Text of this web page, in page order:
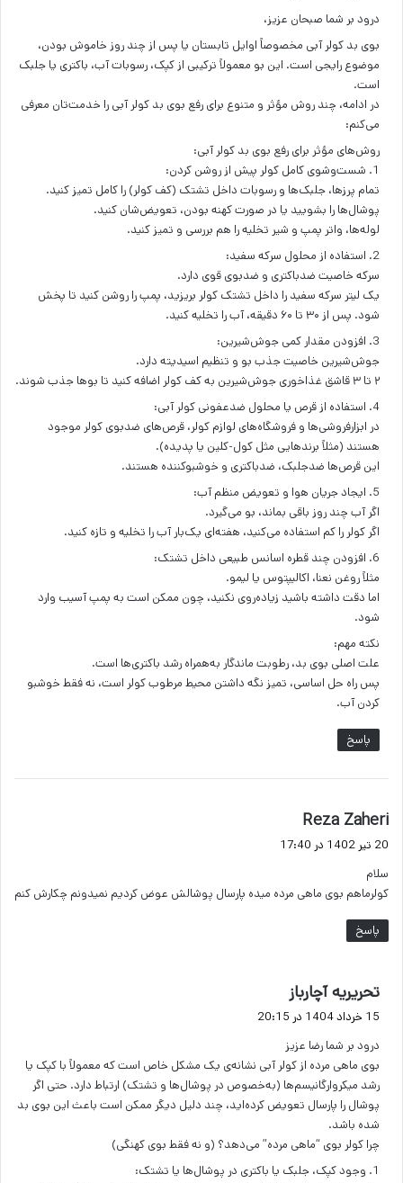
:
درود بر شما صبحان عزیز،
بوی بد کولر آبی مخصوصاً اوایل تابستان یا پس از چند روز خاموش بودن،
موضوع رایجی است. این بو معمولاً ترکیبی از کپک، رسوبات آب، باکتری یا جلبک
است.
در ادامه، چند روش مؤثر و متنوع برای رفع بوی بد کولر آبی را خدمت‌تان معرفی
می‌کنم:
روش‌های مؤثر برای رفع بوی بد کولر آبی:
1. شست‌وشوی کامل کولر پیش از روشن کردن:
تمام پرزها، جلبک‌ها و رسوبات داخل تشتک (کف کولر) را کامل تمیز کنید.
پوشال‌ها را بشویید یا در صورت کهنه بودن، تعویض‌شان کنید.
لوله‌ها، واتر پمپ و شیر تخلیه را هم بررسی و تمیز کنید.
2. استفاده از محلول سرکه سفید:
سرکه خاصیت ضدباکتری و ضدبوی قوی دارد.
یک لیتر سرکه سفید را داخل تشتک کولر بریزید، پمپ را روشن کنید تا پخش
شود. پس از ۳۰ تا ۶۰ دقیقه، آب را تخلیه کنید.
3. افزودن مقدار کمی جوش‌شیرین:
جوش‌شیرین خاصیت جذب بو و تنظیم اسیدیته دارد.
۲ تا ۳ قاشق غذاخوری جوش‌شیرین به کف کولر اضافه کنید تا بوها جذب شوند.
4. استفاده از قرص یا محلول ضدعفونی کولر آبی:
در ابزارفروشی‌ها و فروشگاه‌های لوازم کولر، قرص‌های ضدبوی کولر موجود
هستند (مثلاً برندهایی مثل کول-کلین یا پدیده).
این قرص‌ها ضدجلبک، ضدباکتری و خوشبوکننده هستند.
5. ایجاد جریان هوا و تعویض منظم آب:
اگر آب چند روز باقی بماند، بو می‌گیرد.
اگر کولر را کم استفاده می‌کنید، هفته‌ای یک‌بار آب را تخلیه و تازه کنید.
6. افزودن چند قطره اسانس طبیعی داخل تشتک:
مثلاً روغن نعنا، اکالیپتوس یا لیمو.
اما دقت داشته باشید زیاده‌روی نکنید، چون ممکن است به پمپ آسیب وارد
شود.
نکته مهم:
علت اصلی بوی بد، رطوبت ماندگار به‌همراه رشد باکتری‌ها است.
پس راه‌ حل اساسی، تمیز نگه داشتن محیط مرطوب کولر است، نه فقط خوشبو
کردن آب.
پاسخ
Reza Zaheri
ف
20 تیر 1402 در 17:40
سلام
کولرماهم بوی ماهی مرده میده پارسال پوشالش عوض کردیم نمیدونم چکارش کنم
پاسخ
تحریریه آچارباز
ف
:
15 خرداد 1404 در 20:15
درود بر شما رضا عزیز
بوی ماهی مرده از کولر آبی نشانه‌ی یک مشکل خاص است که معمولاً با کپک یا
رشد میکروارگانیسم‌ها (به‌خصوص در پوشال‌ها و تشتک) ارتباط دارد. حتی اگر
پوشال را پارسال تعویض کرده‌اید، چند دلیل دیگر ممکن است باعث این بوی بد
شده باشد.
چرا کولر بوی “ماهی مرده” می‌دهد؟ (و نه فقط بوی کهنگی)
1. وجود کپک، جلبک یا باکتری در پوشال‌ها یا تشتک: